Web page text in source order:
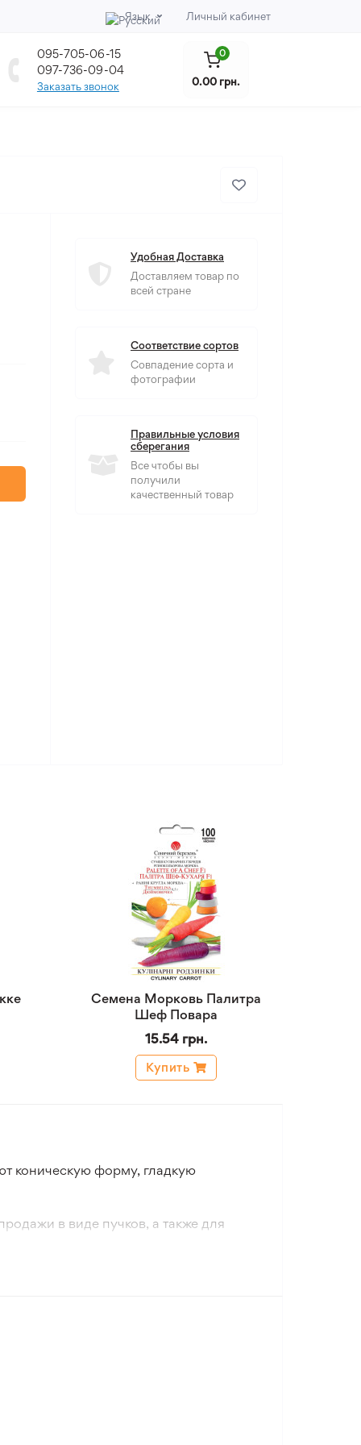
Язык Личный кабинет
095-705-06-15
097-736-09-04
Заказать звонок
0
0.00 грн.
Удобная Доставка
Доставляем товар по
всей стране
Соответствие сортов
Совпадение сорта и
фотографии
Правильные условия
сберегания
Все чтобы вы
получили
качественный товар
Семена Морковь Палитра
Шеф Повара
15.54 грн.
Купить
коническую форму, гладкую
в виде пучков, а также для